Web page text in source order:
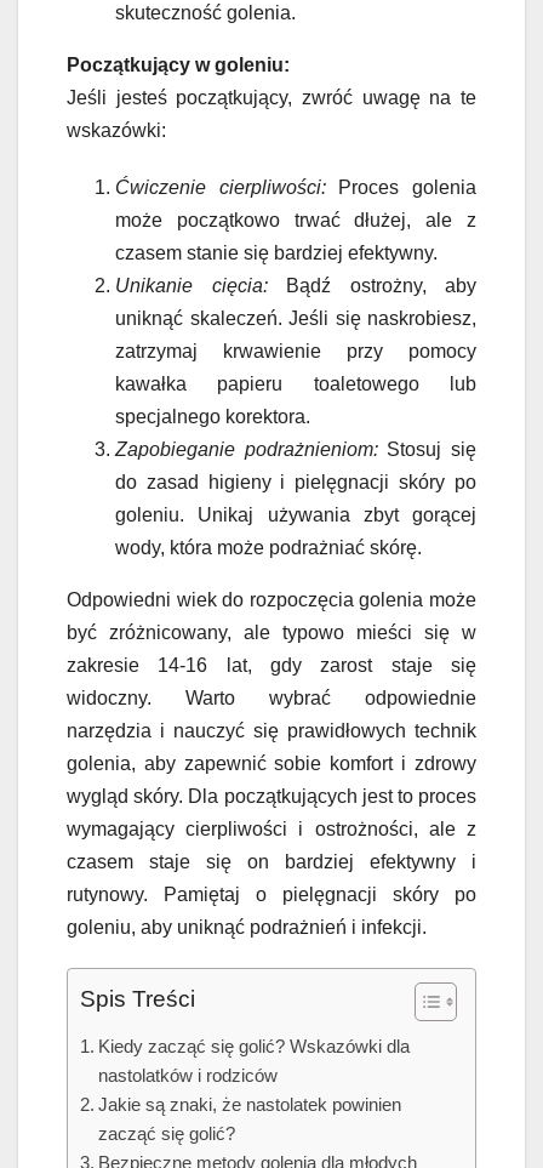
skuteczność golenia.
Początkujący w goleniu:
Jeśli jesteś początkujący, zwróć uwagę na te
wskazówki:
Ćwiczenie cierpliwości:Proces golenia
może początkowo trwać dłużej, ale z
czasem stanie się bardziej efektywny.
Unikanie cięcia:Bądź ostrożny, aby
uniknąć skaleczeń. Jeśli się naskrobiesz,
zatrzymaj krwawienie przy pomocy
kawałka papieru toaletowego lub
specjalnego korektora.
Zapobieganie podrażnieniom:Stosuj się
do zasad higieny i pielęgnacji skóry po
goleniu. Unikaj używania zbyt gorącej
wody, która może podrażniać skórę.
Odpowiedni wiek do rozpoczęcia golenia może
być zróżnicowany, ale typowo mieści się w
zakresie 14-16 lat, gdy zarost staje się
widoczny. Warto wybrać odpowiednie
narzędzia i nauczyć się prawidłowych technik
golenia, aby zapewnić sobie komfort i zdrowy
wygląd skóry. Dla początkujących jest to proces
wymagający cierpliwości i ostrożności, ale z
czasem staje się on bardziej efektywny i
rutynowy. Pamiętaj o pielęgnacji skóry po
goleniu, aby uniknąć podrażnień i infekcji.
Spis Treści
Kiedy zacząć się golić? Wskazówki dla
nastolatków i rodziców
Jakie są znaki, że nastolatek powinien
zacząć się golić?
Bezpieczne metody golenia dla młodych